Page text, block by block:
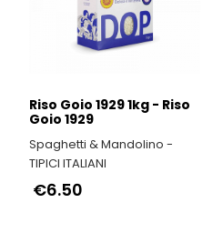
Riso Goio 1929 1kg - Riso
Goio 1929
Spaghetti & Mandolino -
TIPICI ITALIANI
€6.50